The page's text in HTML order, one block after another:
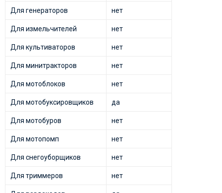
Для генераторов нет
Для измельчителей нет
Для культиваторов нет
Для минитракторов нет
Для мотоблоков нет
Для мотобуксировщиков да
Для мотобуров нет
Для мотопомп нет
Для снегоуборщиков нет
Для триммеров нет